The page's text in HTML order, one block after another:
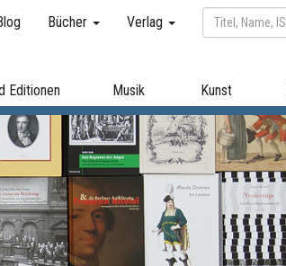
Bücher Verlag
Editionen Musik Kunst